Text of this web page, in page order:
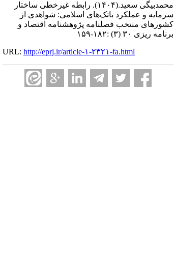
محمدبیگی سعید.(۱۴۰۴).
رابطه غیرخطی ساختار
سرمایه و عملکرد بانک‌های اسلامی: شواهدی از
کشورهای منتخب فصلنامه پژوهشنامه اقتصاد و
برنامه ریزی ۳۰ (۳) :۱۸۲-۱۵۹
URL: http://eprj.ir/article-۱-۲۳۲۱-fa.html